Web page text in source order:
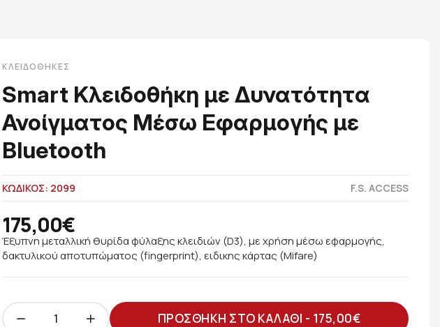
ΚΛΕΙΔΟΘΉΚΕΣ
Smart Κλειδοθήκη με Δυνατότητα
Ανοίγματος Μέσω Εφαρμογής με
Bluetooth
ΚΩΔΙΚΟΣ: 2099 F.S. ACCESS
175,00€
Έξυπνη μεταλλική θυρίδα φύλαξης κλειδιών (D3), με χρήση μέσω εφαρμογής,
δακτυλικού αποτυπώματος (fingerprint), ειδικης κάρτας (Mifare)
ΠΡΟΣΘΗΚΗ ΣΤΟ ΚΑΛΑΘΙ - 175,00€